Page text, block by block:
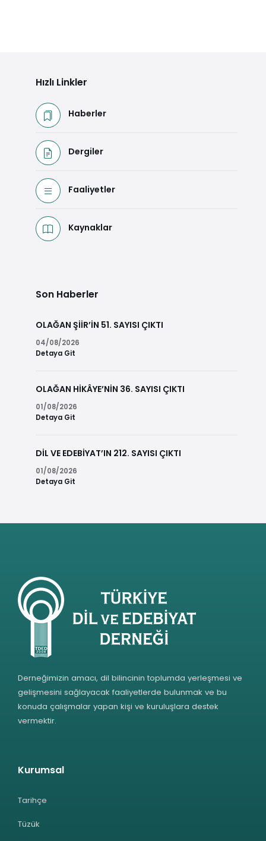
Hızlı Linkler
Haberler
Dergiler
Faaliyetler
Kaynaklar
Son Haberler
OLAĞAN ŞİİR’İN 51. SAYISI ÇIKTI
04/08/2026
Detaya Git
OLAĞAN HİKÂYE’NİN 36. SAYISI ÇIKTI
01/08/2026
Detaya Git
DİL VE EDEBİYAT’IN 212. SAYISI ÇIKTI
01/08/2026
Detaya Git
Derneğimizin amacı, dil bilincinin toplumda yerleşmesi ve
gelişmesini sağlayacak faaliyetlerde bulunmak ve bu
konuda çalışmalar yapan kişi ve kuruluşlara destek
vermektir.
Kurumsal
Tarihçe
Tüzük